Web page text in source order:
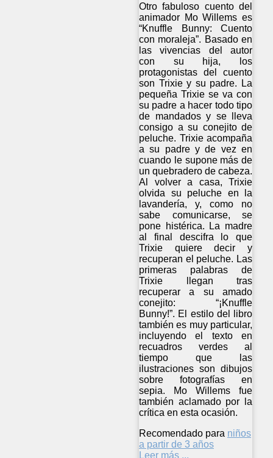
Otro fabuloso cuento del
animador Mo Willems es
“Knuffle Bunny: Cuento
con moraleja”. Basado en
las vivencias del autor
con su hija, los
protagonistas del cuento
son Trixie y su padre. La
pequeña Trixie se va con
su padre a hacer todo tipo
de mandados y se lleva
consigo a su conejito de
peluche. Trixie acompaña
a su padre y de vez en
cuando le supone más de
un quebradero de cabeza.
Al volver a casa, Trixie
olvida su peluche en la
lavandería, y, como no
sabe comunicarse, se
pone histérica. La madre
al final descifra lo que
Trixie quiere decir y
recuperan el peluche. Las
primeras palabras de
Trixie llegan tras
recuperar a su amado
conejito: “¡Knuffle
Bunny!”. El estilo del libro
también es muy particular,
incluyendo el texto en
recuadros verdes al
tiempo que las
ilustraciones son dibujos
sobre fotografías en
sepia. Mo Willems fue
también aclamado por la
crítica en esta ocasión.
Recomendado para niños
a partir de 3 años
Leer más ...